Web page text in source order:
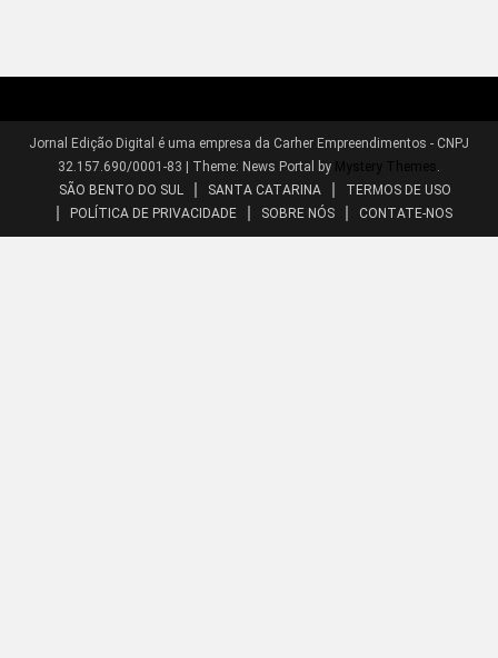
Jornal Edição Digital é uma empresa da Carher Empreendimentos - CNPJ
32.157.690/0001-83
Theme: News Portal by Mystery Themes .
SÃO BENTO DO SUL
SANTA CATARINA
TERMOS DE USO
POLÍTICA DE PRIVACIDADE
SOBRE NÓS CONTATE-NOS